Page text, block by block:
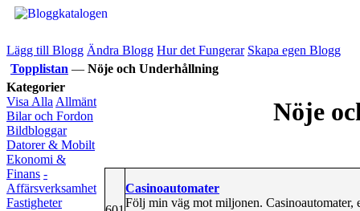
Lägg till Blogg Ändra Blogg Hur det Fungerar Skapa egen Blogg
Topplistan — Nöje och Underhållning
Kategorier
Visa Alla Allmänt
Bilar och Fordon
Bildbloggar
Datorer & Mobilt
Ekonomi &
Finans -
Affärsverksamhet
Fastigheter
Nöje
Casinoautomater
Följ min väg mot miljonen.